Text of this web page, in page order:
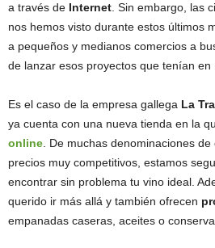
a través de Internet . Sin embargo, las
nos hemos visto durante estos últimos
a pequeños y medianos comercios a
de lanzar esos proyectos que tenían en
Es el caso de la empresa gallega La
ya cuenta con una nueva tienda en la
online . De muchas denominaciones
precios muy competitivos, estamos
encontrar sin problema tu vino ideal.
querido ir más allá y también ofrecen
empanadas caseras, aceites o